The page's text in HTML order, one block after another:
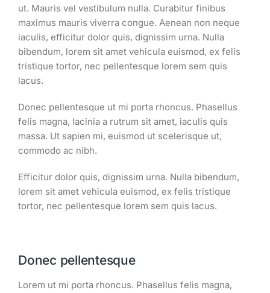
ut. Mauris vel vestibulum nulla. Curabitur finibus
maximus mauris viverra congue. Aenean non neque
iaculis, efficitur dolor quis, dignissim urna. Nulla
bibendum, lorem sit amet vehicula euismod, ex felis
tristique tortor, nec pellentesque lorem sem quis
lacus.
Donec pellentesque ut mi porta rhoncus. Phasellus
felis magna, lacinia a rutrum sit amet, iaculis quis
massa. Ut sapien mi, euismod ut scelerisque ut,
commodo ac nibh.
Efficitur dolor quis, dignissim urna. Nulla bibendum,
lorem sit amet vehicula euismod, ex felis tristique
tortor, nec pellentesque lorem sem quis lacus.
Donec pellentesque
Lorem ut mi porta rhoncus. Phasellus felis magna,